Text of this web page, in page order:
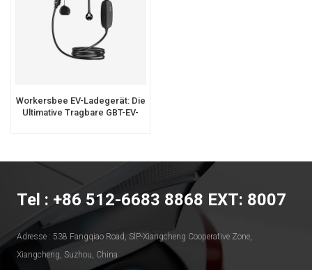
Workersbee EV-Ladegerät: Die
Ultimative Tragbare GBT-EV-
Tel : +86 512-6683 8868 EXT: 8007
Adresse : 538 Fangqiao Road, SlP-Xiangcheng Cooperative Zone,
Xiangcheng, Suzhou, China